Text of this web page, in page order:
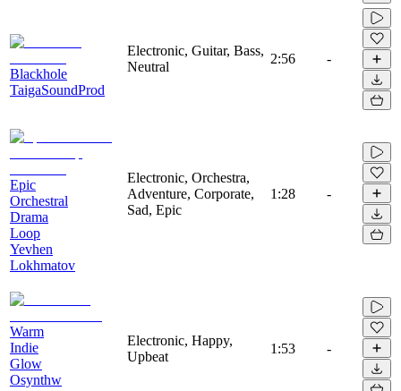
Blackhole
TaigaSoundProd
Electronic, Guitar, Bass,
Neutral
2:56 -
Epic
Orchestral
Drama
Loop
Yevhen
Lokhmatov
Electronic, Orchestra,
Adventure, Corporate,
Sad, Epic
1:28 -
Warm
Indie
Glow
Osynthw
Electronic, Happy,
Upbeat
1:53 -